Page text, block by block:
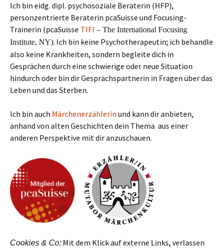
Ich bin eidg. dipl. psychosoziale Beraterin (HFP),
personzentrierte Beraterin pcaSuisse und Focusing-
Trainerin (pcaSuisse TIFI – The International Focusing
Institute, NY). Ich bin keine Psychotherapeutin; ich behandle
also keine Krankheiten, sondern begleite dich in
Gesprächen durch eine schwierige oder neue Situation
hindurch oder bin dir Gesprächspartnerin in Fragen über das
Leben und das Sterben.
Ich bin auch Märchenerzählerin und kann dir anbieten,
anhand von alten Geschichten dein Thema aus einer
anderen Perspektive mit dir anzuschauen.
Cookies & Co: Mit dem Klick auf externe Links, verlassen